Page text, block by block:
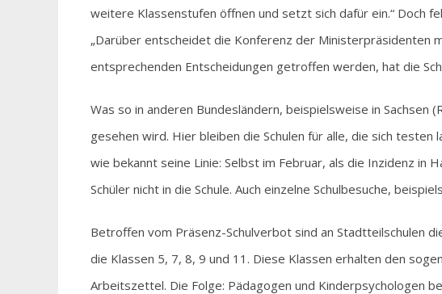
weitere Klassenstufen öffnen und setzt sich dafür ein.“ Doch
„Darüber entscheidet die Konferenz der Ministerpräsidenten
entsprechenden Entscheidungen getroffen werden, hat die
Was so in anderen Bundesländern, beispielsweise in Sachsen
gesehen wird. Hier bleiben die Schulen für alle, die sich
wie bekannt seine Linie: Selbst im Februar, als die Inzidenz in
Schüler nicht in die Schule. Auch einzelne Schulbesuche,
Betroffen vom Präsenz-Schulverbot sind an Stadtteilschulen
die Klassen 5, 7, 8, 9 und 11. Diese Klassen erhalten den
Arbeitszettel. Die Folge: Pädagogen und Kinderpsychologen